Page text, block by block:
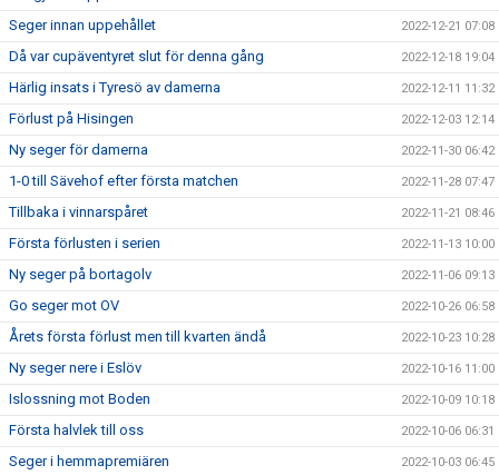
Seger innan uppehållet 2022-12-21 07:08
Då var cupäventyret slut för denna gång 2022-12-18 19:04
Härlig insats i Tyresö av damerna 2022-12-11 11:32
Förlust på Hisingen 2022-12-03 12:14
Ny seger för damerna 2022-11-30 06:42
1-0 till Sävehof efter första matchen 2022-11-28 07:47
Tillbaka i vinnarspåret 2022-11-21 08:46
Första förlusten i serien 2022-11-13 10:00
Ny seger på bortagolv 2022-11-06 09:13
Go seger mot OV 2022-10-26 06:58
Årets första förlust men till kvarten ändå 2022-10-23 10:28
Ny seger nere i Eslöv 2022-10-16 11:00
Islossning mot Boden 2022-10-09 10:18
Första halvlek till oss 2022-10-06 06:31
Seger i hemmapremiären 2022-10-03 06:45